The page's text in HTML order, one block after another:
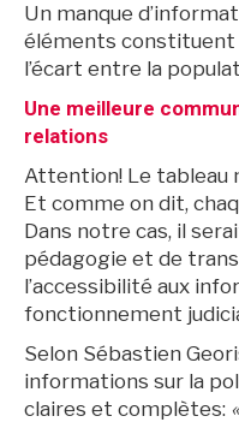
Un manque
éléments constituent
l’écart entre la
Une meilleure
relations
Attention! Le tableau
Et comme on dit,
Dans notre cas, il
pédagogie et de
l’accessibilité aux
fonctionnement
Selon Sébastien
informations sur la
claires et complètes: